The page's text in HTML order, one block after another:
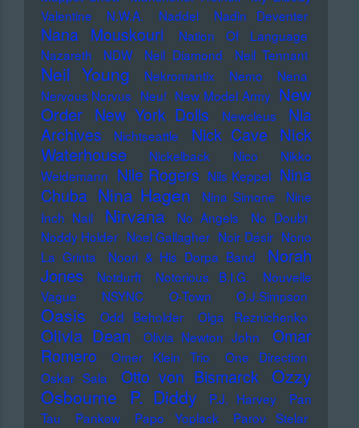
Valentine
N.W.A. Naddel Nadin Deventer
Nana Mouskouri
Nation Of Language
Nazareth
NDW Neil Diamond Neil Tennant
Neil Young Nekromantix Nemo
Nena
Nervous Norvus Neu! New Model Army New
Order New York Dolls Newcleus
Nia
Archives
Nichtseattle Nick Cave
Nick
Waterhouse
Nickelback Nico
Nikko
Weidemann Nile Rogers Nils Keppel Nina
Chuba Nina Hagen Nina Simone
Nine
Inch Nail
Nirvana No Angels
No Doubt
Noddy Holder Noel Gallagher Noir Désir Nono
La Grinta
Noori & His Dorpa Band
Norah
Jones
Notdurft Notorious B.I.G.
Nouvelle
Vague
NSYNC O-Town O.J.Simpson
Oasis Odd Beholder Olga Reznichenko
Olivia Dean Olivia Newton John
Omar
Romero
Omer Klein Trio
One Direction
Oskar Sala
Otto von Bismarck Ozzy
Osbourne
P. Diddy P.J. Harvey
Pan
Tau
Pankow Papo Yoplack Parov Stelar